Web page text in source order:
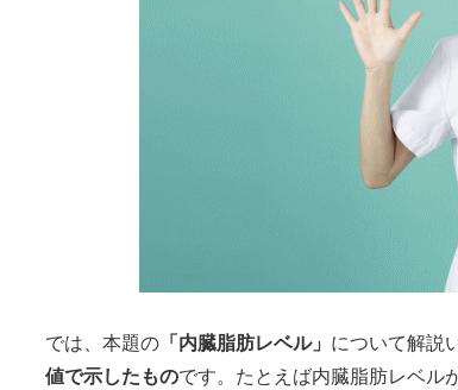
では、本題の 「内臓脂肪レベル」 について解説
値で示したものです。たとえば内臓脂肪レベル